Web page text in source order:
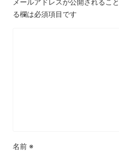
る欄は必須項目です
名前 ※